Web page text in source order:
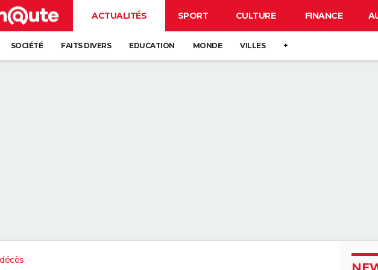
ACTUALITÉS SPORT CULTURE FINANCE
SOCIÉTÉ FAITS DIVERS EDUCATION MONDE VILLES +